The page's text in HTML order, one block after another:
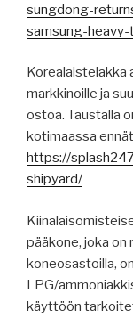
sungdong-
samsung-
Korealaistelakka
markkinoille ja
ostoa. Taustalla
kotimaassa
https://
shipyard/
pääkone, joka
koneosastoilla,
LPG/
käyttöön